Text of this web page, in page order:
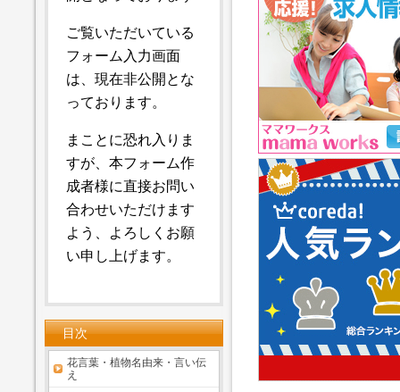
目次
花言葉・植物名由来・言い伝
え